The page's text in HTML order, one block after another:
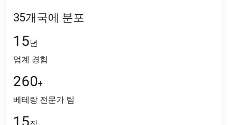
35개국에 분포
15년
업계 경험
260+
베테랑 전문가 팀